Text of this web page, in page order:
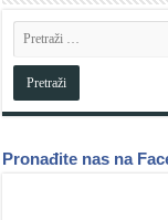
Pronađite nas na